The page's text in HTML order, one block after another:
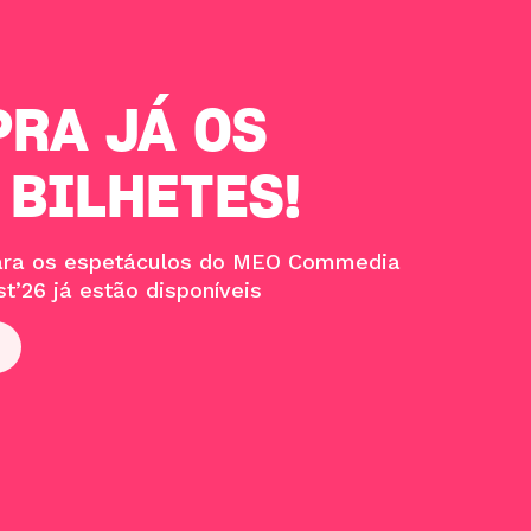
JÁ OS
os espetáculos do MEO Commedia
já estão disponíveis